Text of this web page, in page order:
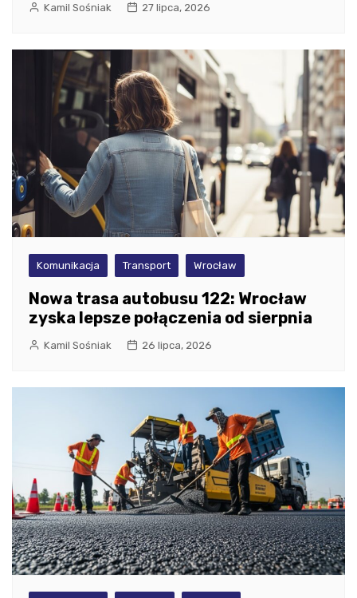
Kamil Sośniak 27 lipca, 2026
Komunikacja Transport Wrocław
Nowa trasa autobusu 122: Wrocław
zyska lepsze połączenia od sierpnia
Kamil Sośniak 26 lipca, 2026